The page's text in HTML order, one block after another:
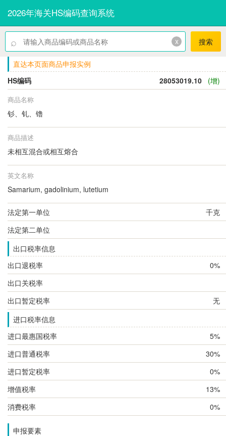
2026年海关HS编码查询系统
⌕ x 搜索
直达本页面商品申报实例
HS编码
28053019.10 (增)
商品名称
钐、钆、镥
商品描述
未相互混合或相互熔合
英文名称
Samarium, gadolinium, lutetium
法定第一单位
千克
法定第二单位
出口税率信息
出口退税率
0%
出口关税率
出口暂定税率
无
进口税率信息
进口最惠国税率
5%
进口普通税率
30%
进口暂定税率
0%
增值税率
13%
消费税率
0%
申报要素